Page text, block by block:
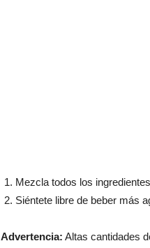
Mezcla todos los
Siéntete libre de beber más
Advertencia: Altas cantidades